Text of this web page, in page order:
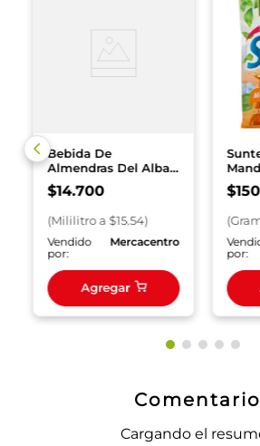
Bebida De
Almendras Del Alba
Sin Azúcar 946 ml
$14.700
(Mililitroa $15.54)
Vendido
por:
Mercacentro
Agregar
g
$
(
por:
Cargando el